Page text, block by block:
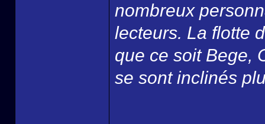
nombreux
lecteurs. La flotte
que ce soit Bege,
se sont inclinés